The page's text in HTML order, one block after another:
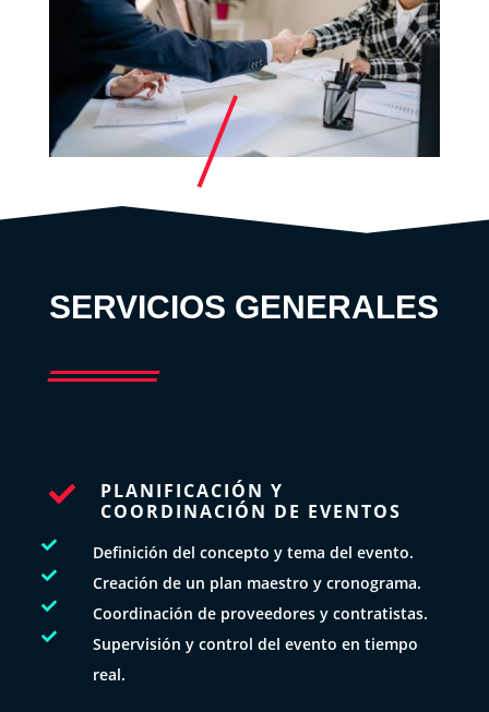
SERVICIOS GENERALES

PLANIFICACIÓN Y
COORDINACIÓN DE EVENTOS
 Definición del concepto y tema del evento.
 Creación de un plan maestro y cronograma.
 Coordinación de proveedores y contratistas.

Supervisión y control del evento en tiempo
real.